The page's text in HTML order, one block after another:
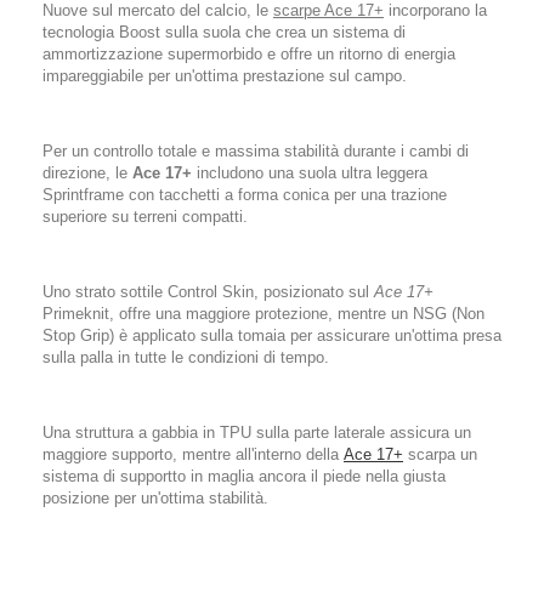
Nuove sul mercato del calcio, le scarpe Ace 17+ incorporano la
tecnologia Boost sulla suola che crea un sistema di
ammortizzazione supermorbido e offre un ritorno di energia
impareggiabile per un'ottima prestazione sul campo.
Per un controllo totale e massima stabilità durante i cambi di
direzione, le Ace 17+ includono una suola ultra leggera
Sprintframe con tacchetti a forma conica per una trazione
superiore su terreni compatti.
Uno strato sottile Control Skin, posizionato sulAce 17+
Primeknit, offre una maggiore protezione, mentre un NSG (Non
Stop Grip) è applicato sulla tomaia per assicurare un'ottima presa
sulla palla in tutte le condizioni di tempo.
Una struttura a gabbia in TPU sulla parte laterale assicura un
maggiore supporto, mentre all'interno della Ace 17+ scarpa un
sistema di supportto in maglia ancora il piede nella giusta
posizione per un'ottima stabilità.